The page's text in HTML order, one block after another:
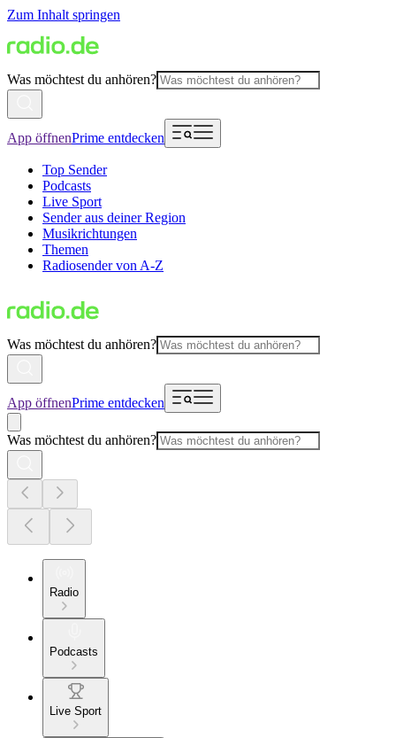
Zum Inhalt springen
Was möchtest du anhören?
App öffnenPrime entdecken
Top Sender
Podcasts
Live Sport
Sender aus deiner Region
Musikrichtungen
Themen
Radiosender von A-Z
Was möchtest du anhören?
App öffnenPrime entdecken
Was möchtest du anhören?
Radio
Podcasts
Live Sport